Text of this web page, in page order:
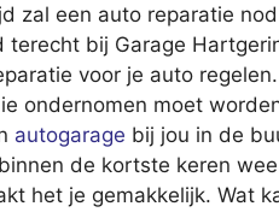
zal een auto reparatie
terecht bij Garage
voor je auto
ondernomen moet
autogarage bij jou in de
de kortste keren
het je gemakkelijk. Wat